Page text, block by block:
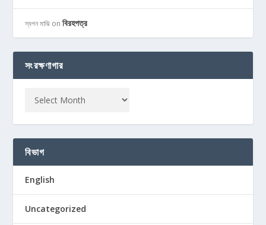
স্বপন মাঝি onবিরহপত্র
সংরক্ষণাগার
বিভাগ
English
Uncategorized